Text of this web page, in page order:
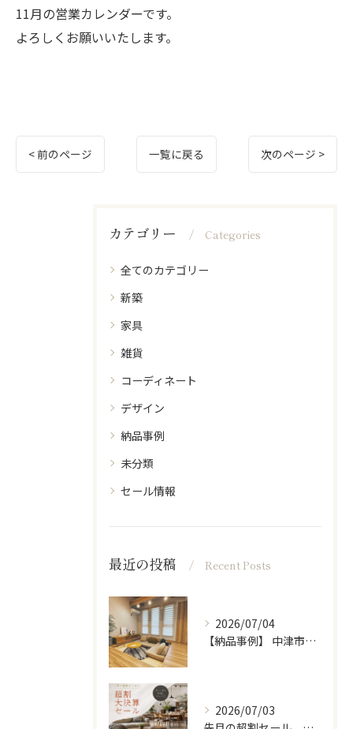
11月の営業カレンダーです。
よろしくお願いいたします。
< 前のページ 一覧に戻る 次のページ >
カテゴリー Categories
全てのカテゴリー
新築
家具
雑貨
コーディネート
デザイン
納品事例
未分類
セール情報
最近の投稿 Recent Posts
2026/07/04
【納品事例】 中津市の新築に家具・雑貨一式をコーディネートさ...
2026/07/03